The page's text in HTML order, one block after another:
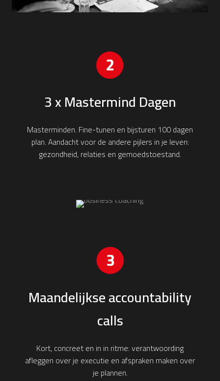
3 x Mastermind Dagen
Masterminden. Fine-tunen en bijsturen 100 dagen
plan. Aandacht voor de andere pijlers in je leven:
gezondheid, relaties en gemoedstoestand.
Maandelijkse accountability
calls
Kort, concreet en in in ritme: verantwoording
afleggen over je executie en afspraken maken over
je plannen.